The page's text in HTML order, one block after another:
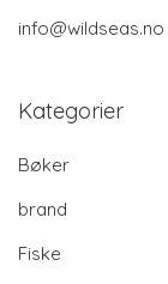
info@wildseas.no
Kategorier
Bøker
brand
Fiske